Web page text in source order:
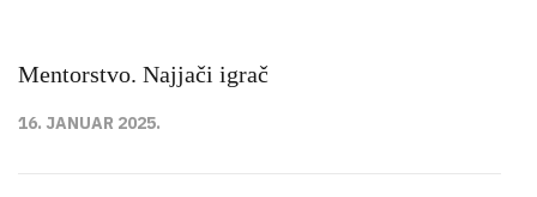
Mentorstvo. Najjači igrač
16. JANUAR 2025.